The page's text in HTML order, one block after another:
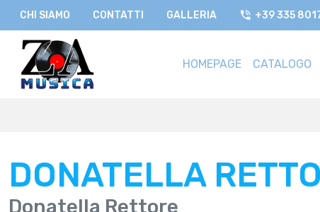
CHI SIAMO CONTATTI GALLERIA +39 335
HOMEPAGE CATALOGO
DONATELLA
Donatella Rettore